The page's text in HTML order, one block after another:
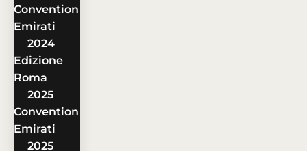
Convention
Emirati
2024
Edizione
Roma
2025
Convention
Emirati
2025